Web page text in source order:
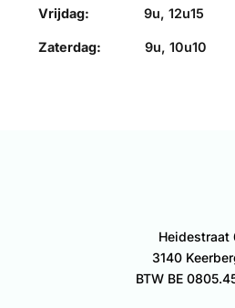
Vrijdag: 9u, 12u15
Zaterdag: 9u, 10u10
Heidestraat
3140
BTW BE